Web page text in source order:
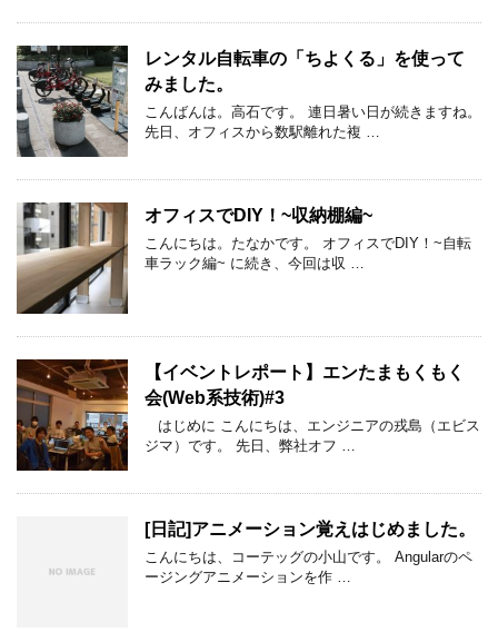
レンタル自転車の「ちよくる」を使って
みました。
こんばんは。高石です。 連日暑い日が続きますね。
先日、オフィスから数駅離れた複 …
オフィスでDIY！~収納棚編~
こんにちは。たなかです。 オフィスでDIY！~自転
車ラック編~ に続き、今回は収 …
【イベントレポート】エンたまもくもく
会(Web系技術)#3
はじめに こんにちは、エンジニアの戎島（エビス
ジマ）です。 先日、弊社オフ …
[日記]アニメーション覚えはじめました。
こんにちは、コーテッグの小山です。 Angularのペ
ージングアニメーションを作 …